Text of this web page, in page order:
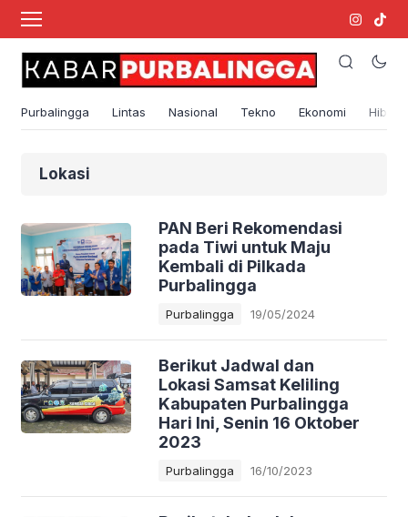
Purbalingga Lintas Nasional Tekno Ekonomi
Lokasi
PAN Beri Rekomendasi
pada Tiwi untuk Maju
Kembali di Pilkada
Purbalingga
Purbalingga 19/05/2024
Berikut Jadwal dan
Lokasi Samsat Keliling
Kabupaten Purbalingga
Hari Ini, Senin 16 Oktober
2023
Purbalingga 16/10/2023